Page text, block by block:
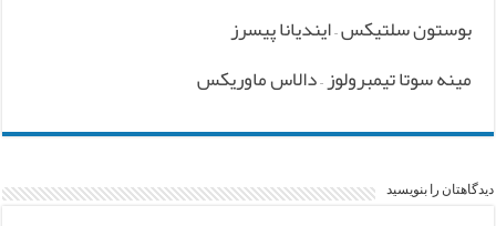
بوستون سلتیکس – ایندیانا پیسرز
مینه سوتا تیمبرولوز – دالاس ماوریکس
دیدگاهتان را بنویسید